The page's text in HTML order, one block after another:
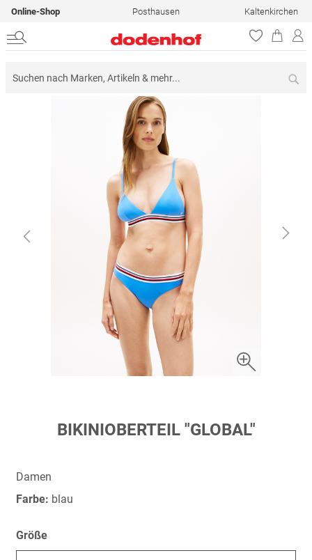
Online-Shop Posthausen Kaltenkirchen
springen
BIKINIOBERTEIL "GLOBAL"
Damen
Farbe: blau
Größe